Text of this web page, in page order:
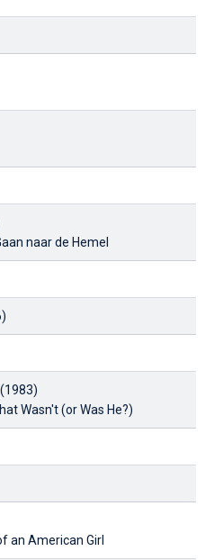
naar de Hemel
(1983)
Wasn't (or Was He?)
an American Girl